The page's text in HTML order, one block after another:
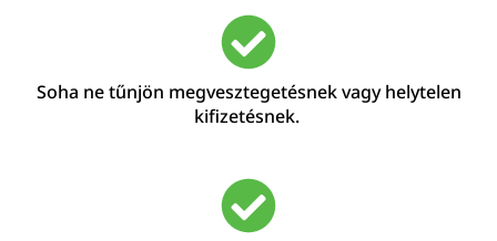
Soha ne tűnjön megvesztegetésnek vagy helytelen
kifizetésnek.